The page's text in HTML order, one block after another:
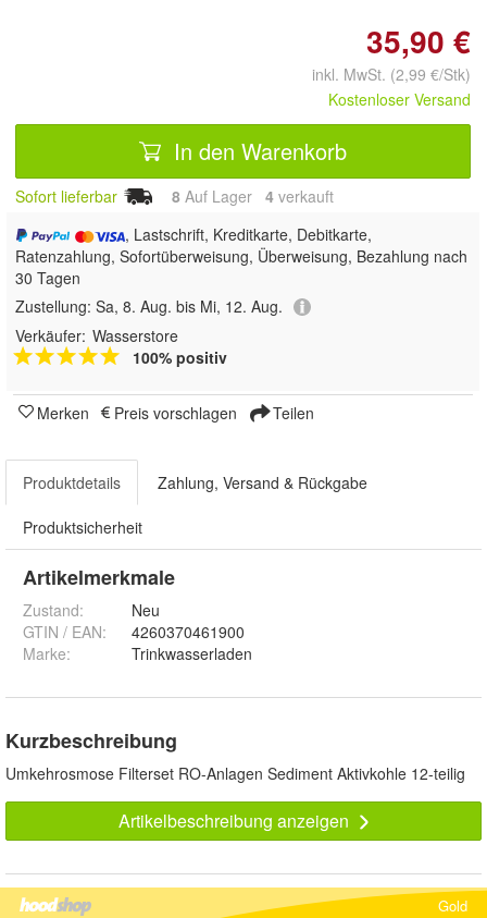
35,90 €
inkl. MwSt. (2,99 €/Stk)
Kostenloser Versand
In den Warenkorb
Sofort lieferbar 8 Auf Lager 4 verkauft
, Lastschrift, Kreditkarte, Debitkarte,
Ratenzahlung, Sofortüberweisung, Überweisung, Bezahlung nach
30 Tagen
Zustellung: Sa, 8. Aug. bis Mi, 12. Aug.
Verkäufer: Wasserstore
100% positiv
Merken Preis vorschlagen Teilen
Produktdetails Zahlung, Versand & Rückgabe
Produktsicherheit
Artikelmerkmale
Zustand:
Neu
GTIN / EAN:
4260370461900
Marke:
Trinkwasserladen
Kurzbeschreibung
Umkehrosmose Filterset RO-Anlagen Sediment Aktivkohle 12-teilig
Artikelbeschreibung anzeigen
Gold